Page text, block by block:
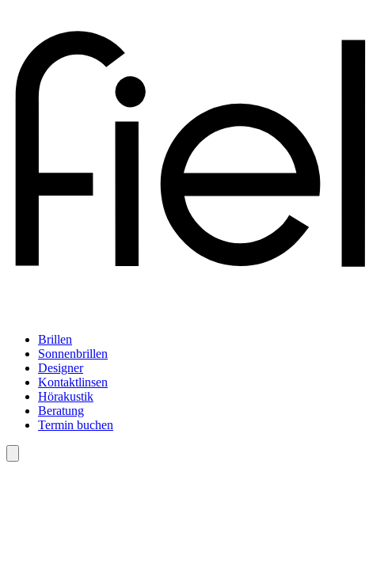
Brillen
Sonnenbrillen
Designer
Kontaktlinsen
Hörakustik
Beratung
Termin buchen